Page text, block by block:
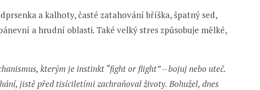
a kalhoty, časté zatahování bříška, špatný sed,
a hrudní oblasti. Také velký stres způsobuje mělké,
kterým je instinkt “fight or flight” – bojuj nebo uteč.
jistě před tisíciletími zachraňoval životy. Bohužel, dnes